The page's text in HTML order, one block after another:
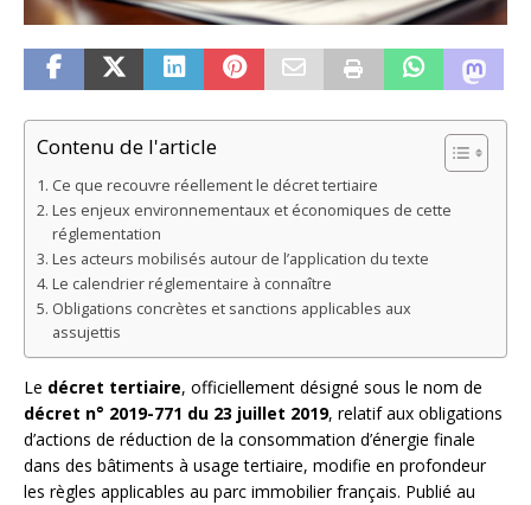
Contenu de l'article
Ce que recouvre réellement le décret tertiaire
Les enjeux environnementaux et économiques de cette
réglementation
Les acteurs mobilisés autour de l’application du texte
Le calendrier réglementaire à connaître
Obligations concrètes et sanctions applicables aux
assujettis
Le décret tertiaire, officiellement désigné sous le nom de
décret n° 2019-771 du 23 juillet 2019, relatif aux obligations
d’actions de réduction de la consommation d’énergie finale
dans des bâtiments à usage tertiaire, modifie en profondeur
les règles applicables au parc immobilier français. Publié au